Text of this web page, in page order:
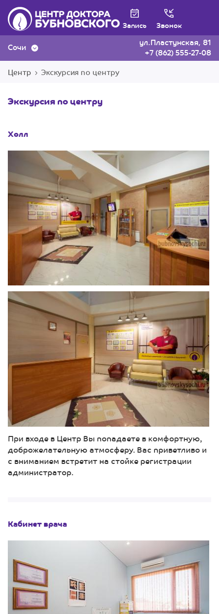
ул.Пластунская, 81
+7 (862) 555-27-08
Запись Звонок
Сочи
Центр
Экскурсия по центру
Экскурсия по центру
Холл
При входе в Центр Вы попадаете в комфортную,
доброжелательную атмосферу. Вас приветливо и
с вниманием встретит на стойке регистрации
администратор.
Кабинет врача